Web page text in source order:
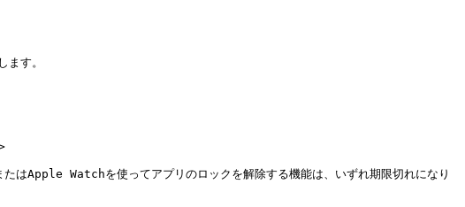
す。
を使ってアプリのロックを解除する機能は、いずれ期限切れになり